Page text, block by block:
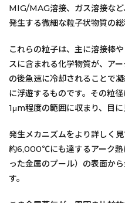
MIG/MAG溶接、ガス溶接な
発生する微細な粒子状物質の総
これらの粒子は、主に溶接棒
スに含まれる化学物質が、ア
の後急速に冷却されることで
に浮遊するものです。その粒
1μm程度の範囲に収まり、目に
発生メカニズムをより詳しく
約6,000℃にも達するアーク熱
った金属のプール）の表面か
す。